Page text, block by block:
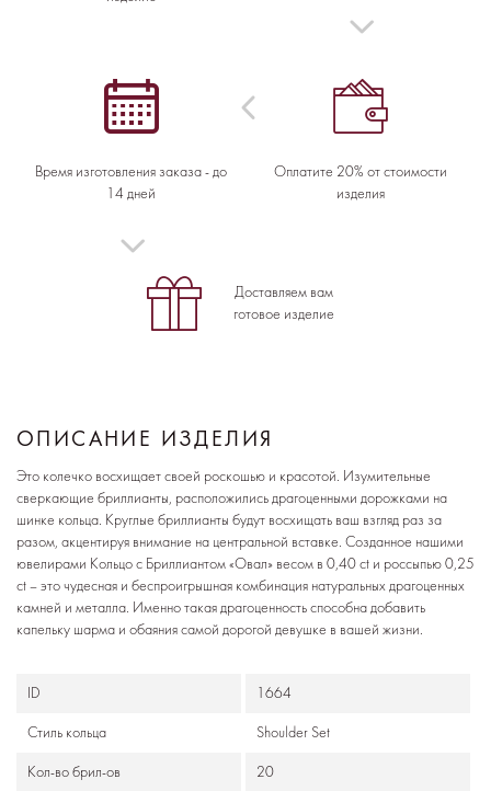
Оплатите 20% от стоимости
изделия
Время изготовления заказа - до
14 дней
Доставляем вам
готовое изделие
ОПИСАНИЕ ИЗДЕЛИЯ
Это колечко восхищает своей роскошью и красотой. Изумительные
сверкающие бриллианты, расположились драгоценными дорожками на
шинке кольца. Круглые бриллианты будут восхищать ваш взгляд раз за
разом, акцентируя внимание на центральной вставке. Созданное нашими
ювелирами Кольцо с Бриллиантом «Овал» весом в 0,40 ct и россыпью 0,25
ct – это чудесная и беспроигрышная комбинация натуральных драгоценных
камней и металла. Именно такая драгоценность способна добавить
капельку шарма и обаяния самой дорогой девушке в вашей жизни.
ID 1664
Стиль кольца Shoulder Set
Кол-во брил-ов 20